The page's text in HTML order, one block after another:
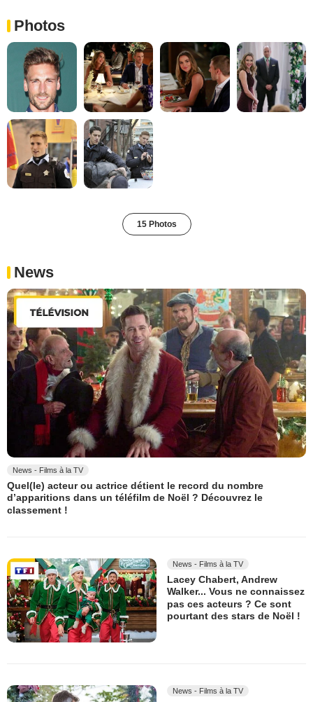
Photos
15 Photos
News
News - Films à la TV
Quel(le) acteur ou actrice détient le record du nombre
d’apparitions dans un téléfilm de Noël ? Découvrez le
classement !
News - Films à la TV
Lacey Chabert, Andrew
Walker... Vous ne connaissez
pas ces acteurs ? Ce sont
pourtant des stars de Noël !
News - Films à la TV